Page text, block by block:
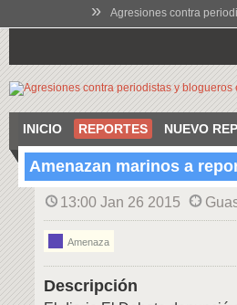
» Agresiones contra
INICIO REPORTES NUEVO
Amenazan marinos a
13:00 Jan 26 2015
Amenaza
Descripción